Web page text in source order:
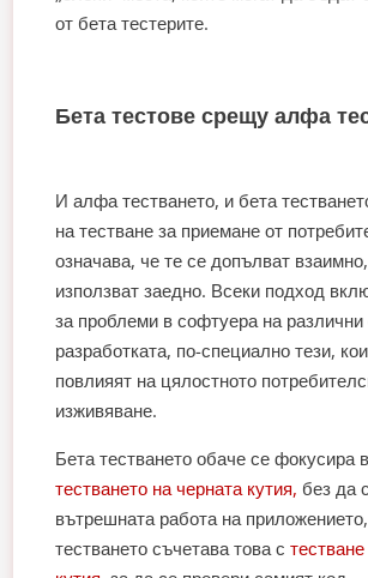
от бета тестерите.
Бета тестове срещу алфа
И алфа тестването, и бета
на тестване за приемане от
означава, че те се допълват
използват заедно. Всеки подход
за проблеми в софтуера на различни
разработката, по-специално тези,
повлияят на цялостното
изживяване.
Бета тестването обаче се фокусира
тестването на черната кутия, без да
вътрешната работа на
тестването съчетава това с